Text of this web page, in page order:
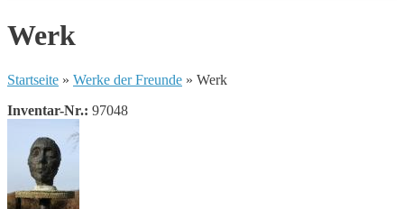
Werk
Startseite » Werke der Freunde » Werk
Inventar-Nr.: 97048